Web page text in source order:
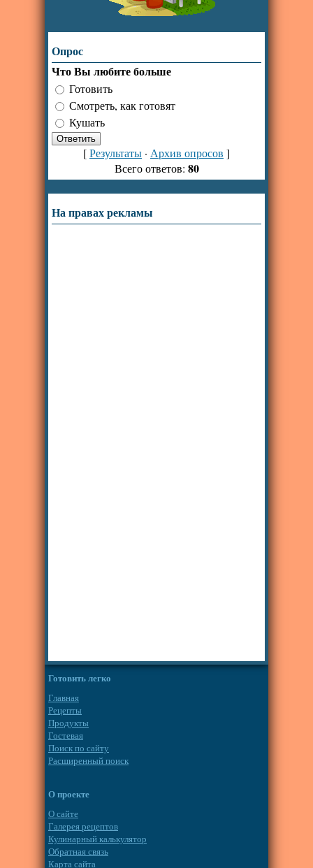
Опрос
Что Вы любите больше
Готовить
Смотреть, как готовят
Кушать
[Результаты · Архив опросов ]
Всего ответов: 80
На правах рекламы
Готовить легко
Главная
Рецепты
Продукты
Гостевая
Поиск по сайту
Расширенный поиск
О проекте
О сайте
Галерея рецептов
Кулинарный калькулятор
Обратная связь
Карта сайта